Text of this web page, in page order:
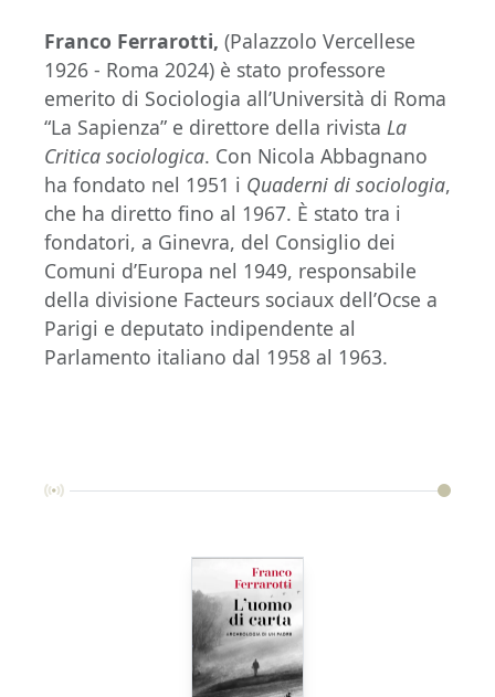
Franco Ferrarotti, (Palazzolo Vercellese
1926 - Roma 2024) è stato professore
emerito di Sociologia all’Università di Roma
“La Sapienza” e direttore della rivista La
Critica sociologica. Con Nicola Abbagnano
ha fondato nel 1951 i Quaderni di sociologia,
che ha diretto fino al 1967. È stato tra i
fondatori, a Ginevra, del Consiglio dei
Comuni d’Europa nel 1949, responsabile
della divisione Facteurs sociaux dell’Ocse a
Parigi e deputato indipendente al
Parlamento italiano dal 1958 al 1963.